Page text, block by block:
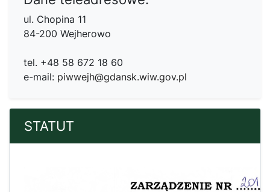
ul. Chopina 11
84-200 Wejherowo
tel. +48 58 672 18 60
e-mail: piwwejh@gdansk.wiw.gov.pl
STATUT